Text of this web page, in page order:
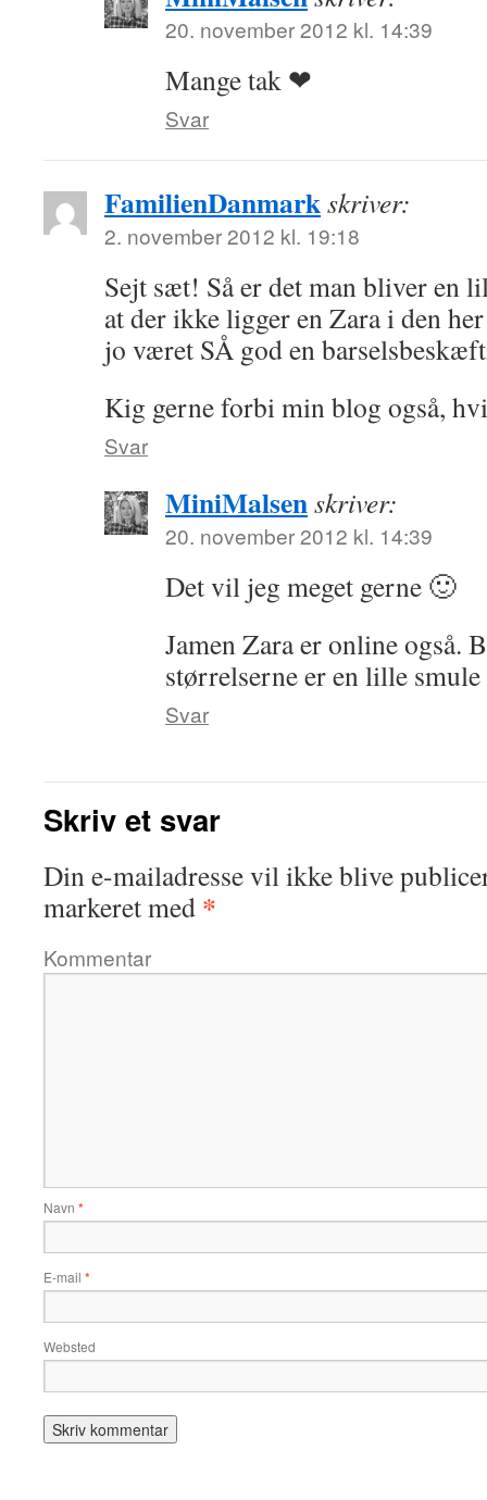
20. november 2012 kl. 14:39
Mange tak ❤
Svar
FamilienDanmarkskriver:
2. november 2012 kl. 19:18
Sejt sæt! Så er det man bliver en
at der ikke ligger en Zara i den
jo været SÅ god en
Kig gerne forbi min blog også,
Svar
MiniMalsenskriver:
20. november 2012 kl. 14:39
Det vil jeg meget gerne 🙂
Jamen Zara er online også.
størrelserne er en lille
Svar
Skriv et svar
Din e-mailadresse vil ikke blive
markeret med *
Kommentar
Navn *
E-mail *
Websted